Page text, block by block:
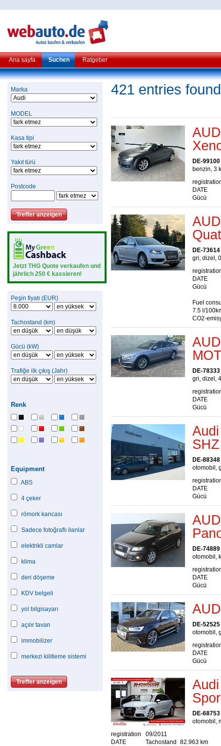
Ana sayfa Suchen Ratgeber
Marka
MODEL
Kasa tipi
Yakıt türü
Postcode
Jetzt THG Quote verkaufen und
jährlich 250 € kassieren!
Peşin fiyatı (EUR)
Tachostand (km)
Gücü (kW)
Trafiğe ilk çıkış (Jahr)
Renk
Equipment
ABS
4 çeker
römork kancası
Sadece fotoğraflı ilanlar
elektrikli camlar
klima
deri döşeme
KDV belgeli
yol bilgisayarı
açılır tavan
immobilizer
merkezi kilitleme sistemi
421 entries found
DE-
benzin, 3
DATE
Gücü
DE-
gri, dizel,
DATE
Gücü
Fuel
7.5 l/
CO2-
DE-
gri, dizel,
DATE
Gücü
DE-
otomobil,
DATE
Gücü
DE-
otomobil,
DATE
Gücü
DE-
otomobil,
DATE
Gücü
DE-
otomobil,
registration
DATE
09/2011
Tachostand
82.963 km